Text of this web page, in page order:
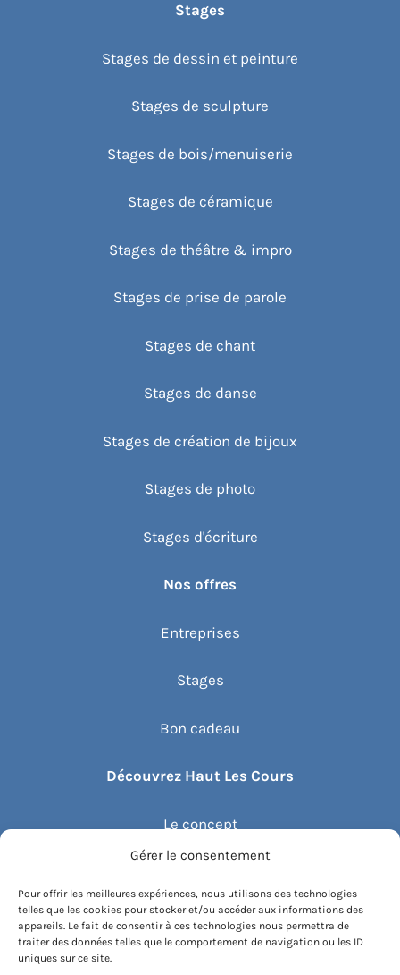
Gérer le consentement
Pour offrir les meilleures expériences, nous utilisons des technologies
telles que les cookies pour stocker et/ou accéder aux informations des
appareils. Le fait de consentir à ces technologies nous permettra de
traiter des données telles que le comportement de navigation ou les ID
uniques sur ce site.
Stages
Stages de dessin et peinture
Stages de sculpture
Stages de bois/menuiserie
Stages de céramique
Stages de théâtre & impro
Stages de prise de parole
Stages de chant
Stages de danse
Stages de création de bijoux
Stages de photo
Stages d'écriture
Nos offres
Entreprises
Stages
Bon cadeau
Découvrez Haut Les Cours
Le concept
Blog